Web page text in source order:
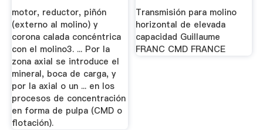
motor, reductor, piñón
(externo al molino) y
corona calada concéntrica
con el molino3. ... Por la
zona axial se introduce el
mineral, boca de carga, y
por la axial o un ... en los
procesos de concentración
en forma de pulpa (CMD o
flotación).
Transmisión para molino
horizontal de elevada
capacidad Guillaume
FRANC CMD FRANCE